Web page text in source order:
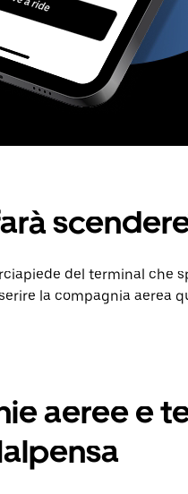
del terminal che
la compagnia aerea
aeree e